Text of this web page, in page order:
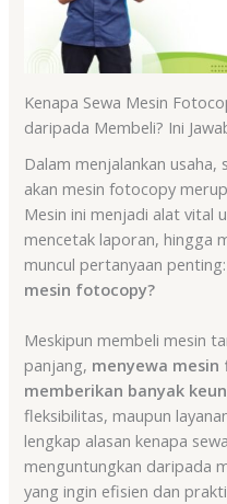
Kenapa Sewa Mesin
daripada Membeli? Ini
Dalam menjalankan
akan mesin fotocopy
Mesin ini menjadi alat vital
mencetak laporan, hingga
muncul pertanyaan penting:
mesin fotocopy?
Meskipun membeli mesin
panjang, menyewa
memberikan banyak
fleksibilitas, maupun
lengkap alasan kenapa
menguntungkan daripada
yang ingin efisien dan